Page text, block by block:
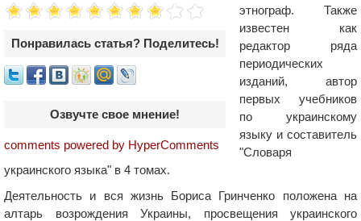
Понравилась статья? Поделитесь!
Озвучте свое мнение!
comments powered by HyperComments
этнограф. Также
известен как
редактор ряда
периодических
изданий, автор
первых учебников
по украинскому
языку и составитель
"Словаря
украинского языка" в 4 томах.
Деятельность и вся жизнь Бориса Гринченко положена на
алтарь возрождения Украины, просвещения украинского